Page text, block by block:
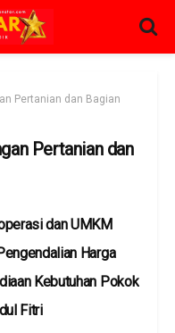
Pertanian dan Bagian
Pertanian dan
dan UMKM
Harga
Kebutuhan Pokok
Fitri